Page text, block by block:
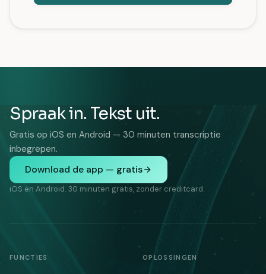
Spraak in. Tekst uit.
Gratis op iOS en Android — 30 minuten transcriptie
inbegrepen.
Download de app — gratis
iOS en Android. 30 minuten gratis, zonder creditcard.
FUNCTIES OPLOSSINGEN